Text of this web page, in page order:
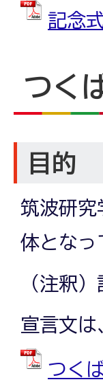
記念
つく
目的
筑波研究
体となっ
（注釈
宣言文は
つく